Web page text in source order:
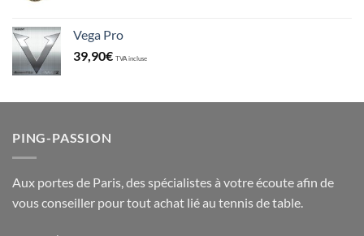
Vega Pro
39,90€ TVA incluse
PING-PASSION
Aux portes de Paris, des spécialistes à votre écoute afin de
vous conseiller pour tout achat lié au tennis de table.